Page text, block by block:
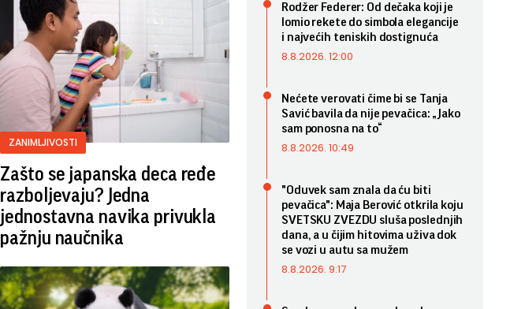
ZANIMLJIVOSTI
Zašto se japanska deca ređe
razboljevaju? Jedna
jednostavna navika privukla
pažnju naučnika
Rodžer Federer: Od dečaka koji je
lomio rekete do simbola elegancije
i najvećih teniskih dostignuća
8.8.2026. 12:00
Nećete verovati čime bi se Tanja
Savić bavila da nije pevačica: „Jako
sam ponosna na to“
8.8.2026. 10:49
"Oduvek sam znala da ću biti
pevačica": Maja Berović otkrila koju
SVETSKU ZVEZDU sluša poslednjih
dana, a u čijim hitovima uživa dok
se vozi u autu sa mužem
8.8.2026. 9:17